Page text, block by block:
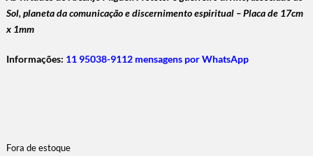
Sol, planeta da comunicação e discernimento espiritual –Placa de 17cm
x 1mm
Informações: 11 95038-9112 mensagens por WhatsApp
Fora de estoque